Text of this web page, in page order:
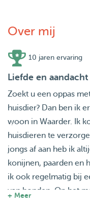
Over mij
10 jaren ervaring
Liefde en
Zoekt u een oppas
huisdier? Dan ben ik
woon in Waarder. Ik
huisdieren te
jongs af aan heb ik
konijnen, paarden en
ik ook regelmatig bij
van honden. Op het
+ Meer